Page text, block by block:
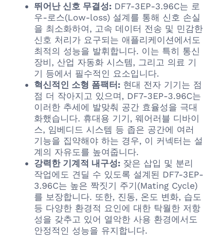
뛰어난 신호 무결성: DF7-3EP-3.96C는 로
우-로스(Low-loss) 설계를 통해 신호 손실
을 최소화하여, 고속 데이터 전송 및 민감한
신호 처리가 요구되는 애플리케이션에서도
최적의 성능을 발휘합니다. 이는 특히 통신
장비, 산업 자동화 시스템, 그리고 의료 기
기 등에서 필수적인 요소입니다.
혁신적인 소형 폼팩터: 현대 전자 기기는 점
점 더 작아지고 있으며, DF7-3EP-3.96C는
이러한 추세에 발맞춰 공간 효율성을 극대
화했습니다. 휴대용 기기, 웨어러블 디바이
스, 임베디드 시스템 등 좁은 공간에 여러
기능을 집약해야 하는 경우, 이 커넥터는 설
계의 자유도를 높여줍니다.
강력한 기계적 내구성: 잦은 삽입 및 분리
작업에도 견딜 수 있도록 설계된 DF7-3EP-
3.96C는 높은 짝짓기 주기(Mating Cycle)
를 보장합니다. 또한, 진동, 온도 변화, 습도
등 다양한 환경적 요인에 대한 탁월한 저항
성을 갖추고 있어 열악한 사용 환경에서도
안정적인 성능을 유지합니다.